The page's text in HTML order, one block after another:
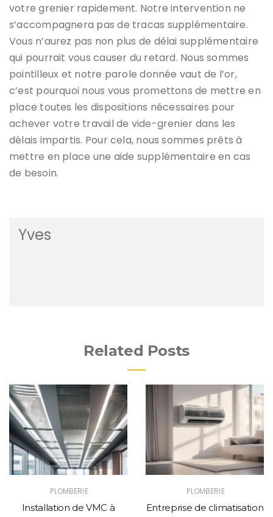
votre grenier rapidement. Notre intervention ne
s’accompagnera pas de tracas supplémentaire.
Vous n’aurez pas non plus de délai supplémentaire
qui pourrait vous causer du retard. Nous sommes
pointilleux et notre parole donnée vaut de l’or,
c’est pourquoi nous vous promettons de mettre en
place toutes les dispositions nécessaires pour
achever votre travail de vide-grenier dans les
délais impartis. Pour cela, nous sommes prêts à
mettre en place une aide supplémentaire en cas
de besoin.
Yves
Related Posts
PLOMBERIE
Installation de VMC à
PLOMBERIE
Entreprise de climatisation